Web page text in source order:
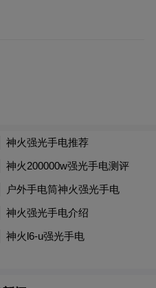
秀教师”“优秀教育工
先进事迹，发挥榜样
师入职、教师节等节